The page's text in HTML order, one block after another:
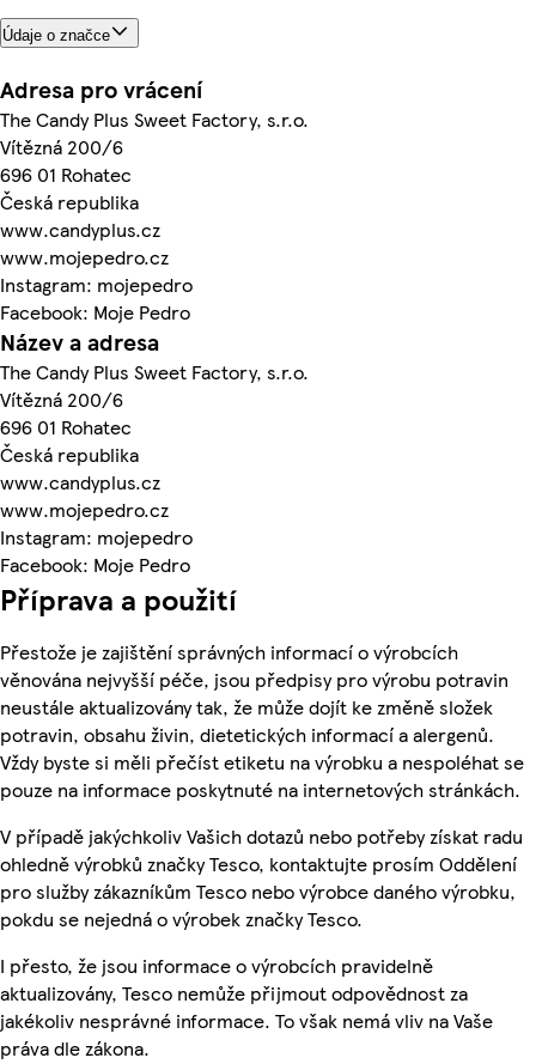
Údaje o značce
Adresa pro vrácení
The Candy Plus Sweet Factory, s.r.o.
Vítězná 200/6
696 01 Rohatec
Česká republika
www.candyplus.cz
www.mojepedro.cz
Instagram: mojepedro
Facebook: Moje Pedro
Název a adresa
The Candy Plus Sweet Factory, s.r.o.
Vítězná 200/6
696 01 Rohatec
Česká republika
www.candyplus.cz
www.mojepedro.cz
Instagram: mojepedro
Facebook: Moje Pedro
Příprava a použití
Přestože je zajištění správných informací o výrobcích
věnována nejvyšší péče, jsou předpisy pro výrobu potravin
neustále aktualizovány tak, že může dojít ke změně složek
potravin, obsahu živin, dietetických informací a alergenů.
Vždy byste si měli přečíst etiketu na výrobku a nespoléhat se
pouze na informace poskytnuté na internetových stránkách.
V případě jakýchkoliv Vašich dotazů nebo potřeby získat radu
ohledně výrobků značky Tesco, kontaktujte prosím Oddělení
pro služby zákazníkům Tesco nebo výrobce daného výrobku,
pokdu se nejedná o výrobek značky Tesco.
I přesto, že jsou informace o výrobcích pravidelně
aktualizovány, Tesco nemůže přijmout odpovědnost za
jakékoliv nesprávné informace. To však nemá vliv na Vaše
práva dle zákona.